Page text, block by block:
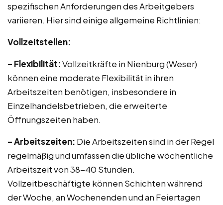
spezifischen Anforderungen des Arbeitgebers
variieren. Hier sind einige allgemeine Richtlinien:
Vollzeitstellen:
– Flexibilität:Vollzeitkräfte in Nienburg (Weser)
können eine moderate Flexibilität in ihren
Arbeitszeiten benötigen, insbesondere in
Einzelhandelsbetrieben, die erweiterte
Öffnungszeiten haben.
– Arbeitszeiten: Die Arbeitszeiten sind in der Regel
regelmäßig und umfassen die übliche wöchentliche
Arbeitszeit von 38-40 Stunden.
Vollzeitbeschäftigte können Schichten während
der Woche, an Wochenenden und an Feiertagen